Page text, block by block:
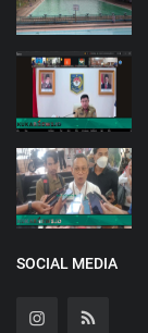
SOCIAL MEDIA